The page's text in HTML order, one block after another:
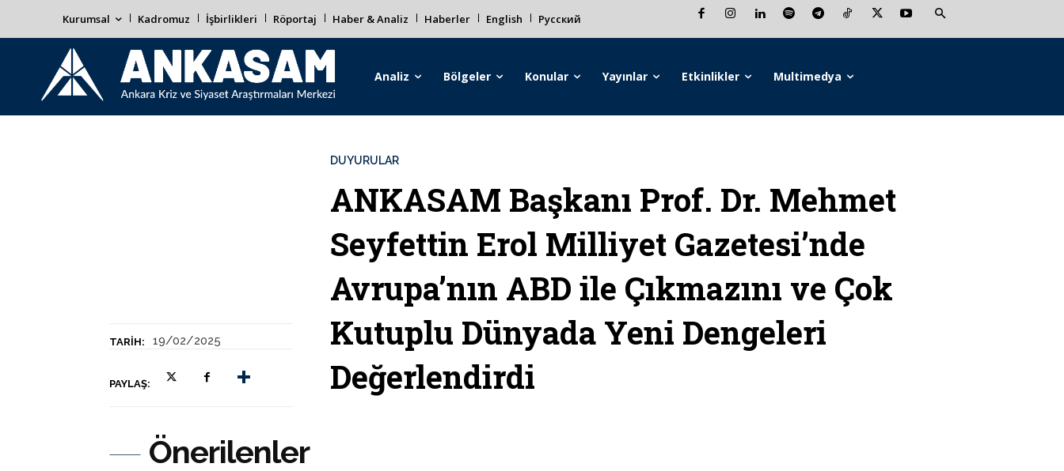
Kurumsal Kadromuz İşbirlikleri Röportaj Haber & Analiz Haberler English Русский
Analiz Bölgeler Konular Yayınlar Etkinlikler Multimedya
TARIH: 19/02/2025
PAYLAŞ:
DUYURULAR
ANKASAM Başkanı Prof. Dr. Mehmet
Seyfettin Erol Milliyet Gazetesi’nde
Avrupa’nın ABD ile Çıkmazını ve Çok
Kutuplu Dünyada Yeni Dengeleri
Değerlendirdi
Önerilenler